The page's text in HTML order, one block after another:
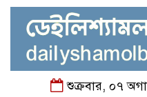
শুক্রবার, ০৭